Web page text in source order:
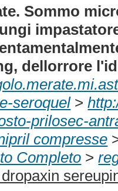
Sommo
dellorrore
seroquel>
prilosec-
compresse
Completo >